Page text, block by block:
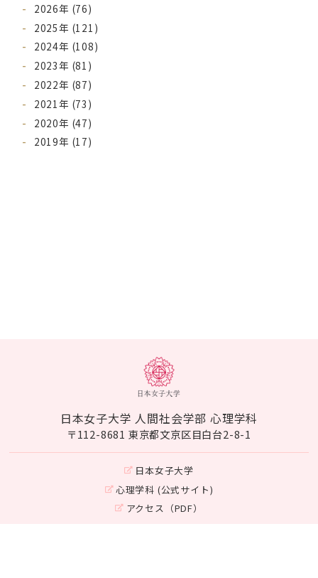
2026年 (76)
2025年 (121)
2024年 (108)
2023年 (81)
2022年 (87)
2021年 (73)
2020年 (47)
2019年 (17)
日本女子大学 人間社会学部 心理学科
〒112-8681 東京都文京区目白台2-8-1
日本女子大学
心理学科 (公式サイト)
アクセス（PDF）